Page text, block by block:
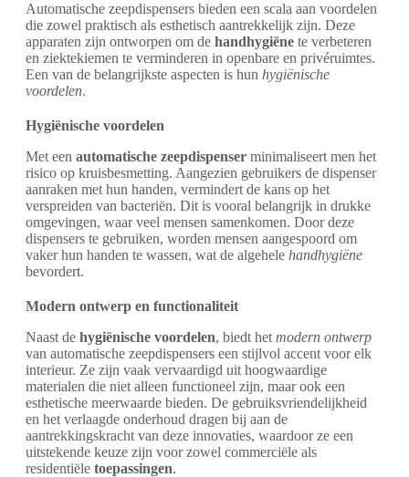
Automatische zeepdispensers bieden een scala aan voordelen
die zowel praktisch als esthetisch aantrekkelijk zijn. Deze
apparaten zijn ontworpen om de handhygiëne te verbeteren
en ziektekiemen te verminderen in openbare en privéruimtes.
Een van de belangrijkste aspecten is hun hygiënische
voordelen.
Hygiënische voordelen
Met een automatische zeepdispenser minimaliseert men het
risico op kruisbesmetting. Aangezien gebruikers de dispenser
aanraken met hun handen, vermindert de kans op het
verspreiden van bacteriën. Dit is vooral belangrijk in drukke
omgevingen, waar veel mensen samenkomen. Door deze
dispensers te gebruiken, worden mensen aangespoord om
vaker hun handen te wassen, wat de algehele handhygiëne
bevordert.
Modern ontwerp en functionaliteit
Naast de hygiënische voordelen, biedt het modern ontwerp
van automatische zeepdispensers een stijlvol accent voor elk
interieur. Ze zijn vaak vervaardigd uit hoogwaardige
materialen die niet alleen functioneel zijn, maar ook een
esthetische meerwaarde bieden. De gebruiksvriendelijkheid
en het verlaagde onderhoud dragen bij aan de
aantrekkingskracht van deze innovaties, waardoor ze een
uitstekende keuze zijn voor zowel commerciële als
residentiële toepassingen.